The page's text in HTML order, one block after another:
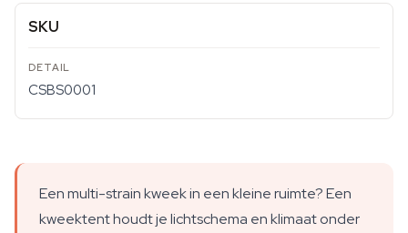
SKU
CSBS0001
Een multi-strain kweek in een kleine ruimte? Een
kweektent houdt je lichtschema en klimaat onder